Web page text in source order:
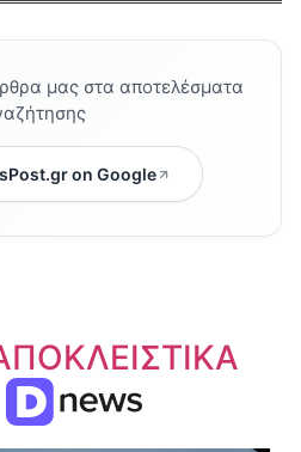
μας στα αποτελέσματα
on Google